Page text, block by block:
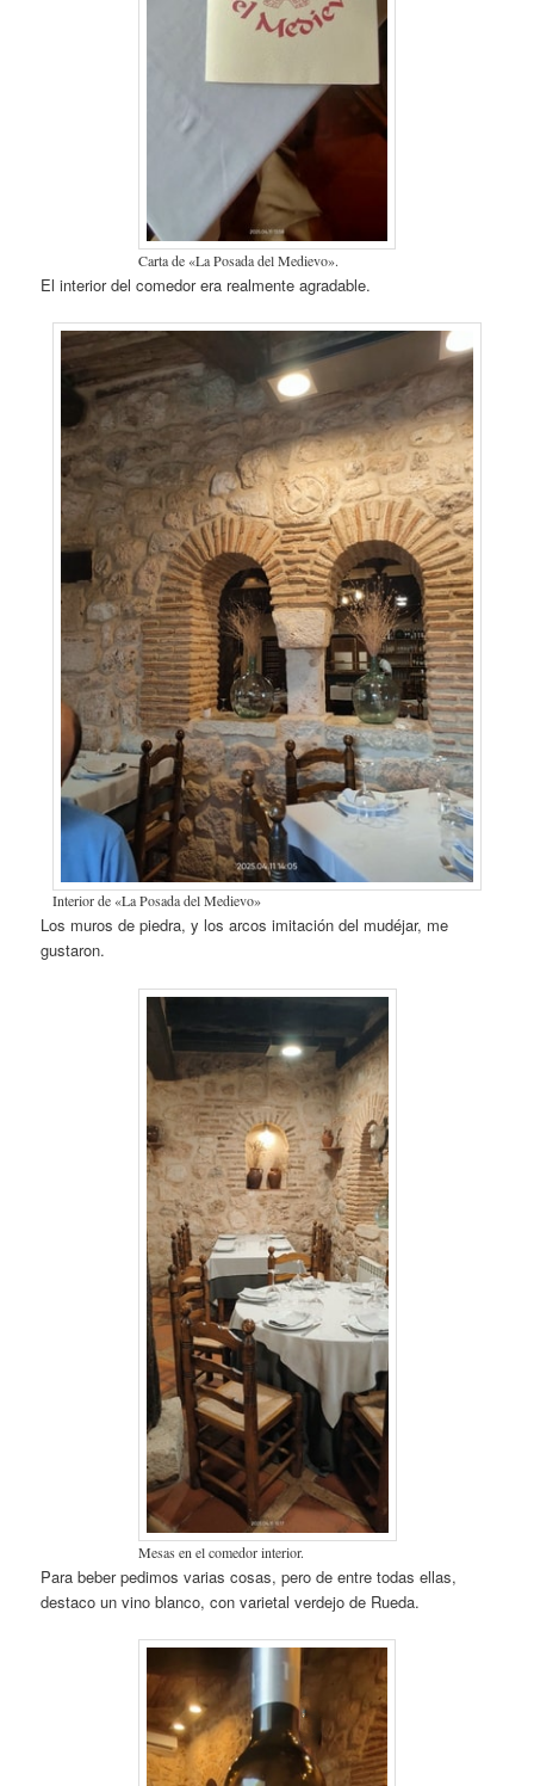
Carta de «La Posada del Medievo».
El interior del comedor era realmente agradable.
Interior de «La Posada del Medievo»
Los muros de piedra, y los arcos imitación del mudéjar, me
gustaron.
Mesas en el comedor interior.
Para beber pedimos varias cosas, pero de entre todas ellas,
destaco un vino blanco, con varietal verdejo de Rueda.